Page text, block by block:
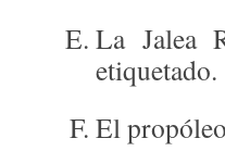
La Jalea
etiquetado.
El